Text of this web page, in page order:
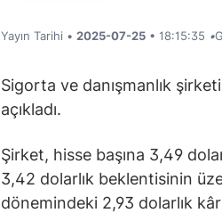
Yayın Tarihi • 2025-07-25 • 18:15:35 •
Sigorta ve danışmanlık
açıkladı.
Şirket, hisse başına 3,49
3,42 dolarlık beklentisinin
dönemindeki 2,93 dolarlık